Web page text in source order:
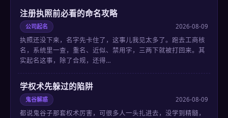
注册执照前必看的命名攻略
公司起名 2026-08-09
执照还没下来，名字先卡住了，这事儿我见太多了。跑去工商核
名，系统里一查，重名、近似、禁用字，三两下就被打回来。其
实起名这事，除了合规，还得…
学权术先躲过的陷阱
鬼谷解惑 2026-08-09
都说鬼谷子那套权术厉害，可很多人一头扎进去，没学到精髓，